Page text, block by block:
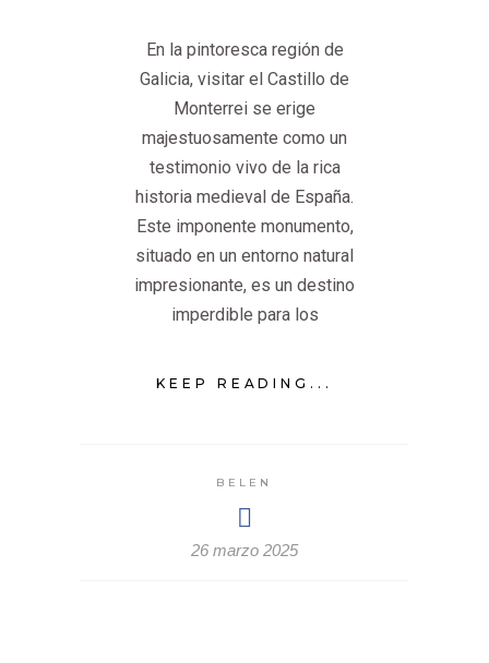
En la pintoresca región de
Galicia, visitar el Castillo de
Monterrei se erige
majestuosamente como un
testimonio vivo de la rica
historia medieval de España.
Este imponente monumento,
situado en un entorno natural
impresionante, es un destino
imperdible para los
KEEP READING...
BELEN
26 marzo 2025